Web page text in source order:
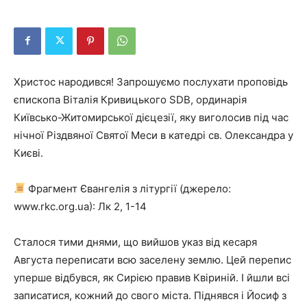
Христос народився! Запрошуємо послухати проповідь
єпископа Віталія Кривицького SDB, ординарія
Київсько-Житомирської дієцезії, яку виголосив під час
нічної Різдвяної Святої Меси в катедрі св. Олександра у
Києві.
Фрагмент Євангелія з літургії (джерело:
www.rkc.org.ua): Лк 2, 1-14
Сталося тими днями, що вийшов указ від кесаря
Августа переписати всю заселену землю. Цей перепис
уперше відбувся, як Сирією правив Квіриній. І йшли всі
записатися, кожний до свого міста. Піднявся і Йосиф з